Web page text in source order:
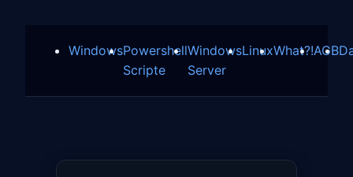
WindowsPowershell
Scripte
Windows
Server
LinuxWhat?!AGB